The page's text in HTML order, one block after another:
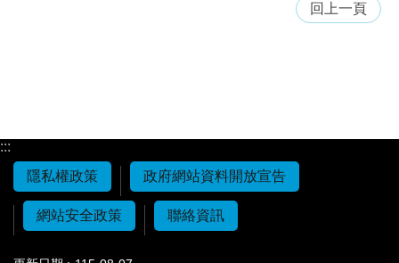
回上一頁
:::
隱私權政策
政府網站資料開放宣告
網站安全政策 聯絡資訊